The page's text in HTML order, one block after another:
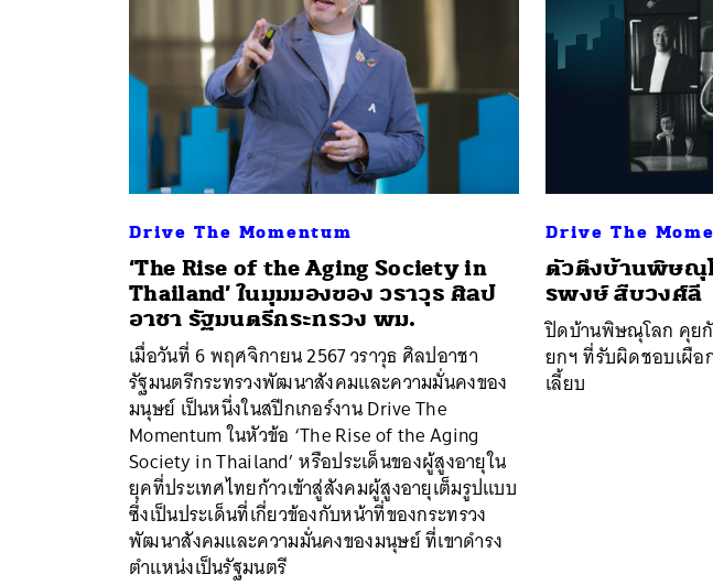
Drive The Momentum
‘The Rise of the Aging Society in
Thailand’ ในมุมมองของ วราวุธ ศิลป
อาชา รัฐมนตรีกระทรวง พม.
เมื่อวันที่ 6 พฤศจิกายน 2567 วราวุธ ศิลปอาชา
รัฐมนตรีกระทรวงพัฒนาสังคมและความมั่นคงของ
มนุษย์ เป็นหนึ่งในสปีกเกอร์งาน Drive The
Momentum ในหัวข้อ ‘The Rise of the Aging
Society in Thailand’ หรือประเด็นของผู้สูงอายุใน
ยุคที่ประเทศไทยก้าวเข้าสู่สังคมผู้สูงอายุเต็มรูปแบบ
ซึ่งเป็นประเด็นที่เกี่ยวข้องกับหน้าที่ของกระทรวง
พัฒนาสังคมและความมั่นคงของมนุษย์ ที่เขาดำรง
ตำแหน่งเป็นรัฐมนตรี
Drive The
ตัวตึงบ้านพิษณุ
รพงษ์ สืบวงศ์ลี
ปิดบ้านพิษณุโลก คุยกั
ยกฯ ที่รับผิดชอบเผือ
เลี้ยบ
SHARE